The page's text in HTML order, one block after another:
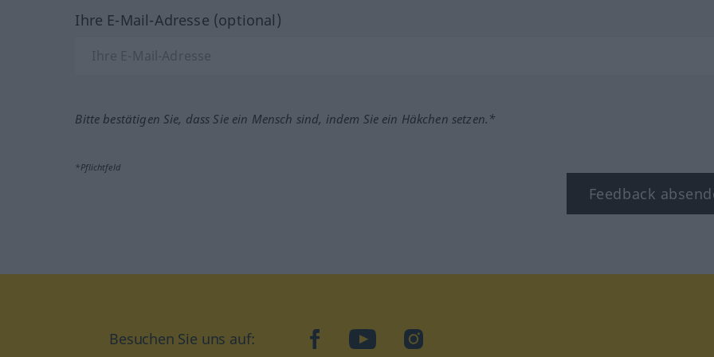
Ihre E-Mail-Adresse (optional)
Bitte bestätigen Sie, dass Sie ein Mensch sind, indem Sie ein Häkchen setzen.*
*Pflichtfeld
Feedback
Besuchen Sie uns auf: facebookYouTubeInstagram